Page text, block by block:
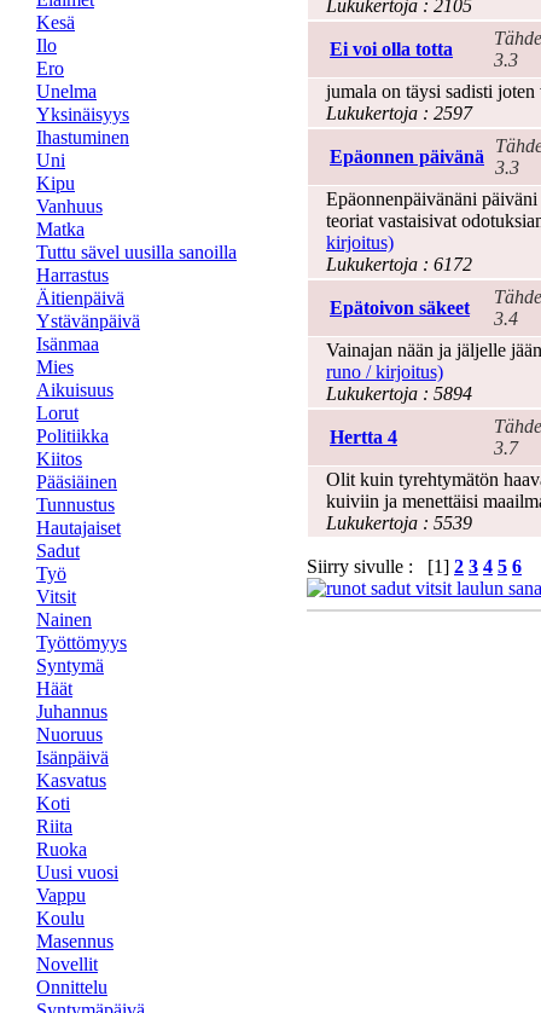
Kesä
Ilo
Ero
Unelma
Yksinäisyys
Ihastuminen
Uni
Kipu
Vanhuus
Matka
Tuttu sävel uusilla sanoilla
Harrastus
Äitienpäivä
Ystävänpäivä
Isänmaa
Mies
Aikuisuus
Lorut
Politiikka
Kiitos
Pääsiäinen
Tunnustus
Hautajaiset
Sadut
Työ
Vitsit
Nainen
Työttömyys
Syntymä
Häät
Juhannus
Nuoruus
Isänpäivä
Kasvatus
Koti
Riita
Ruoka
Uusi vuosi
Vappu
Koulu
Masennus
Novellit
Onnittelu
Lukukertoja : 2105
Ei voi olla totta
3.3
jumala on täysi sadisti
Lukukertoja : 2597
Epäonnen päivänä
3.3
Epäonnenpäivänäni
teoriat vastaisivat
kirjoitus)
Lukukertoja : 6172
Epätoivon säkeet
3.4
Vainajan nään ja jäljelle
runo / kirjoitus)
Lukukertoja : 5894
Hertta 4
3.7
Olit kuin tyrehtymätön
kuiviin ja menettäisi
Lukukertoja : 5539
Siirry sivulle : [1] 2 3 4 5 6